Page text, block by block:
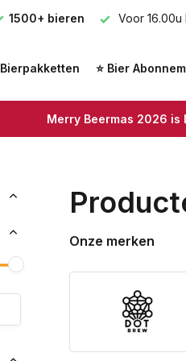
1500+ bieren Voor
Bierpakketten ⭐ Bier
Merry Beermas 2026 is
Onze merken